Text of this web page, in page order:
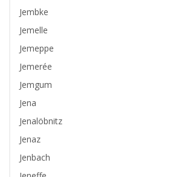
Jembke
Jemelle
Jemeppe
Jemerée
Jemgum
Jena
Jenalöbnitz
Jenaz
Jenbach